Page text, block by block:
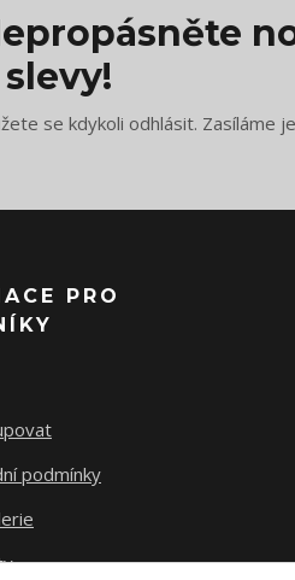
slevy!
se kdykoli odhlásit. Zasíláme
PRO
podmínky